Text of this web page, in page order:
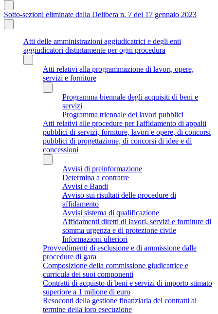
Sotto-sezioni eliminate dalla Delibera n. 7 del 17 gennaio 2023
Atti delle amministrazioni aggiudicatrici e degli enti
aggiudicatori distintamente per ogni procedura
Atti relativi alla programmazione di lavori, opere,
servizi e forniture
Programma biennale degli acquisiti di beni e
servizi
Programma triennale dei lavori pubblici
Atti relativi alle procedure per l'affidamento di appalti
pubblici di servizi, forniture, lavori e opere, di concorsi
pubblici di progettazione, di concorsi di idee e di
concessioni
Avvisi di preinformazione
Determina a contrarre
Avvisi e Bandi
Avviso sui risultati delle procedure di
affidamento
Avvisi sistema di qualificazione
Affidamenti diretti di lavori, servizi e forniture di
somma urgenza e di protezione civile
Informazioni ulteriori
Provvedimenti di esclusione e di ammissione dalle
procedure di gara
Composizione della commissione giudicatrice e
curricula dei suoi componenti
Contratti di acquisto di beni e servizi di importo stimato
superiore a 1 milione di euro
Resoconti della gestione finanziaria dei contratti al
termine della loro esecuzione